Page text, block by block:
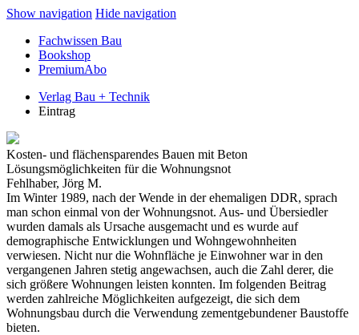
Show navigation Hide navigation
Fachwissen Bau
Bookshop
PremiumAbo
Verlag Bau + Technik
Eintrag
Kosten- und flächensparendes Bauen mit Beton
Lösungsmöglichkeiten für die Wohnungsnot
Fehlhaber, Jörg M.
Im Winter 1989, nach der Wende in der ehemaligen DDR, sprach
man schon einmal von der Wohnungsnot. Aus- und Übersiedler
wurden damals als Ursache ausgemacht und es wurde auf
demographische Entwicklungen und Wohngewohnheiten
verwiesen. Nicht nur die Wohnfläche je Einwohner war in den
vergangenen Jahren stetig angewachsen, auch die Zahl derer, die
sich größere Wohnungen leisten konnten. Im folgenden Beitrag
werden zahlreiche Möglichkeiten aufgezeigt, die sich dem
Wohnungsbau durch die Verwendung zementgebundener Baustoffe
bieten.